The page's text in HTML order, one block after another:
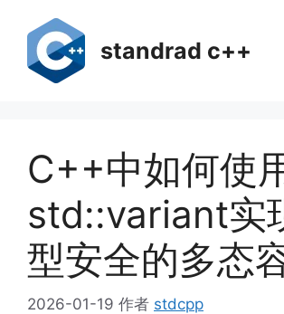
standrad c++
C++中如何使
std::variant实
型安全的多态
2026-01-19 作者 stdcpp